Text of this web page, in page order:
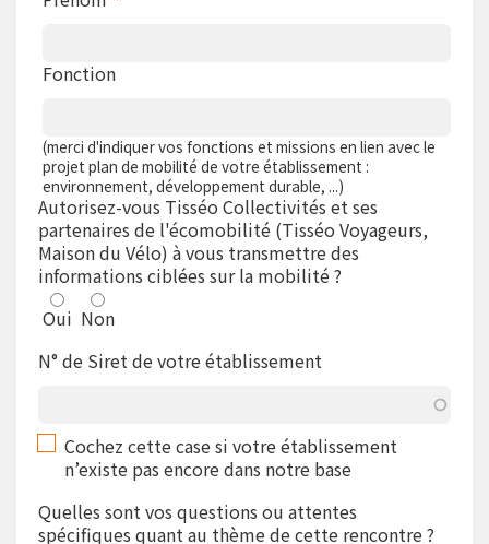
Fonction
(merci d'indiquer vos fonctions et missions en lien avec le
projet plan de mobilité de votre établissement :
environnement, développement durable, ...)
Autorisez-vous Tisséo Collectivités et ses
partenaires de l'écomobilité (Tisséo Voyageurs,
Maison du Vélo) à vous transmettre des
informations ciblées sur la mobilité ?
Oui Non
N° de Siret de votre établissement
Cochez cette case si votre établissement
n’existe pas encore dans notre base
Quelles sont vos questions ou attentes
spécifiques quant au thème de cette rencontre ?